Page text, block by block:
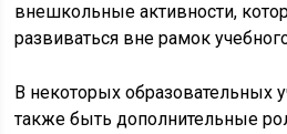
внешкольные активности,
развиваться вне рамок
В некоторых образовательных
также быть дополнительные